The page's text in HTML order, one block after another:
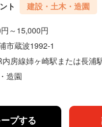
ト 建設・土木・造園
～15,000円
市蔵波1992-1
房線姉ヶ崎駅または長浦
造園
プする